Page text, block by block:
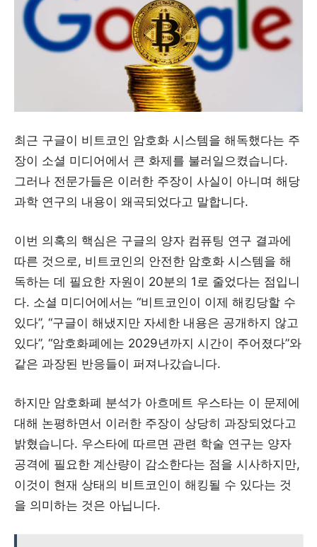
최근 구글이 비트코인 암호화 시스템을 해독했다는 주
장이 소셜 미디어에서 큰 화제를 불러일으켰습니다.
그러나 전문가들은 이러한 주장이 사실이 아니며 해당
과학 연구의 내용이 왜곡되었다고 말합니다.
이번 의혹의 핵심은 구글의 양자 컴퓨팅 연구 결과에
따른 것으로, 비트코인의 안전한 암호화 시스템을 해
독하는 데 필요한 자원이 20분의 1로 줄었다는 점입니
다. 소셜 미디어에서는 “비트코인이 이제 해킹당할 수
있다”, “구글이 해냈지만 자세한 내용은 공개하지 않고
있다”, “암호화폐에는 2029년까지 시간이 주어졌다”와
같은 과장된 반응들이 퍼져나갔습니다.
하지만 암호화폐 분석가 아흐메트 우스타는 이 문제에
대해 논평하면서 이러한 주장이 상당히 과장되었다고
밝혔습니다. 우스타에 따르면 관련 학술 연구는 양자
공격에 필요한 계산량이 감소한다는 점을 시사하지만,
이것이 현재 상태의 비트코인이 해킹될 수 있다는 것
을 의미하는 것은 아닙니다.